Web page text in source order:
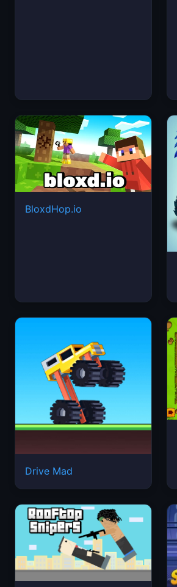
BloxdHop.io
Drive Mad